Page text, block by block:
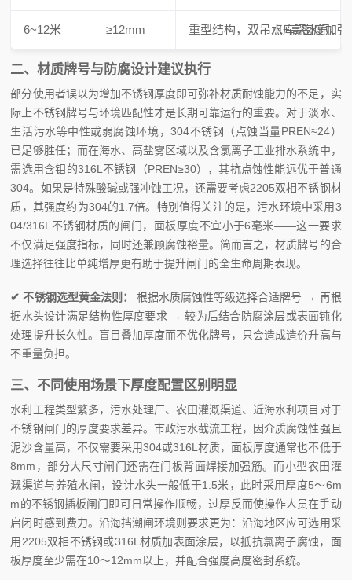
6~12米 ≥12mm 重型结构，双吊点+高密度加强
水库深水闸、
二、材质牌号与防腐设计建议执行
部分使用者误以为增加不锈钢厚度即可弥补材质耐蚀能力的不足，实
际上不锈钢牌号与环境匹配性才是长期可靠运行的重要。对于淡水、
生活污水等中性或弱腐蚀环境，304不锈钢（点蚀当量PREN≈24）
已足够胜任；而在海水、高盐雾区域以及含氯离子工业排水系统中，
需选用含钼的316L不锈钢（PREN≥30），其抗点蚀性能远优于普通
304。如果是特殊酸碱或强冲蚀工况，还需要考虑2205双相不锈钢材
质，其强度约为304的1.7倍。特别值得关注的是，污水环境中采用3
04/316L不锈钢材质的闸门，面板厚度不宜小于6毫米——这一要求
不仅满足强度指标，同时还兼顾腐蚀裕量。简而言之，材质牌号的合
理选择往往比单纯增厚更有助于提升闸门的全生命周期表现。
✔ 不锈钢选型黄金法则：
根据水质腐蚀性等级选择合适牌号 → 再根
据水头设计满足结构性厚度要求 → 较为后结合防腐涂层或表面钝化
处理提升长久性。盲目叠加厚度而不优化牌号，只会造成造价升高与
不重量负担。
三、不同使用场景下厚度配置区别明显
水利工程类型繁多，污水处理厂、农田灌溉渠道、近海水利项目对于
不锈钢闸门的厚度要求差异。市政污水截流工程，因介质腐蚀性强且
泥沙含量高，不仅需要采用304或316L材质，面板厚度通常也不低于
8mm，部分大尺寸闸门还需在门板背面焊接加强筋。而小型农田灌
溉渠道与养殖水闸，设计水头一般低于1.5米，此时采用厚度5～6m
m的不锈钢插板闸门即可日常操作顺畅，过厚反而使操作人员在手动
启闭时感到费力。沿海挡潮闸环境则要求更为：沿海地区应可选用采
用2205双相不锈钢或316L材质加表面涂层，以抵抗氯离子腐蚀，面
板厚度至少需在10～12mm以上，并配合强度高度密封系统。